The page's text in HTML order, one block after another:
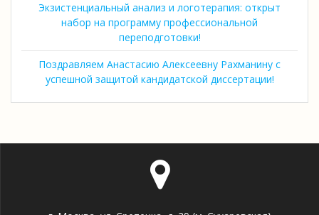
Экзистенциальный анализ и логотерапия: открыт
набор на программу профессиональной
переподготовки!
Поздравляем Анастасию Алексеевну Рахманину с
успешной защитой кандидатской диссертации!